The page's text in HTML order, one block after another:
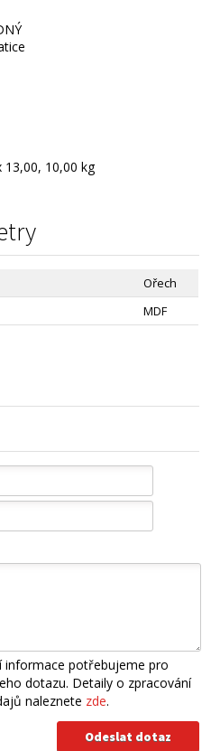
13,00, 10,00 kg
Ořech
MDF
informace potřebujeme pro
dotazu. Detaily o zpracování
naleznete zde.